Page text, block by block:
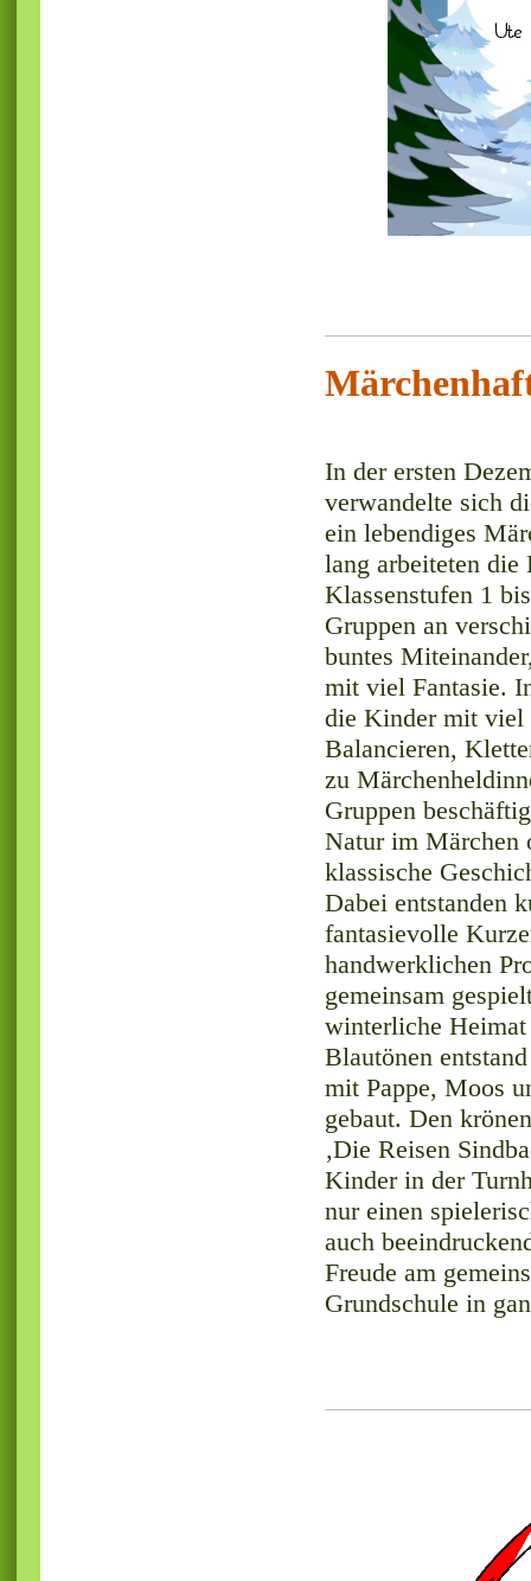
In der ersten
verwandelte sich
ein lebendiges
lang arbeiteten die
Klassenstufen 1
Gruppen an
buntes
mit viel Fantasie.
die Kinder mit viel
Balancieren,
zu
Gruppen
Natur im Märchen
klassische
Dabei entstanden
fantasievolle
handwerklichen
gemeinsam
winterliche
Blautönen
mit Pappe, Moos
gebaut. Den
‚Die Reisen
Kinder in der
nur einen
auch
Freude am
Grundschule in